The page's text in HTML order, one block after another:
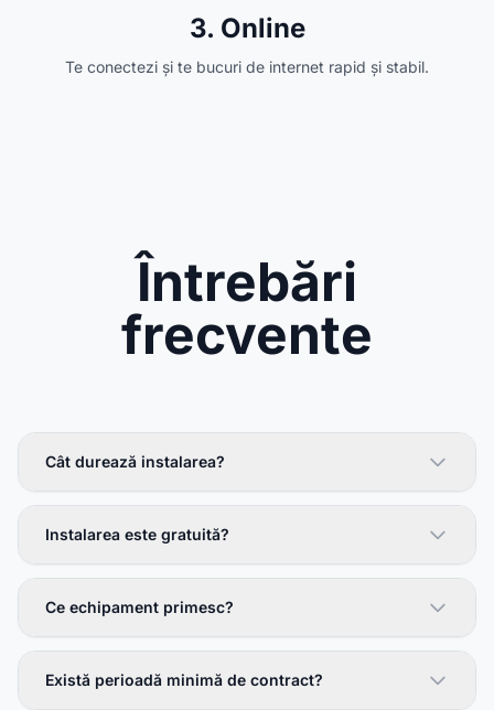
3. Online
Te conectezi și te bucuri de internet rapid și stabil.
Întrebări
frecvente
Cât durează instalarea?
Instalarea este gratuită?
Ce echipament primesc?
Există perioadă minimă de contract?